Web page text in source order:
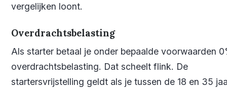
vergelijken loont.
Overdrachtsbelasting
Als starter betaal je onder bepaalde voorwaarden
overdrachtsbelasting. Dat scheelt flink. De
startersvrijstelling geldt als je tussen de 18 en 35